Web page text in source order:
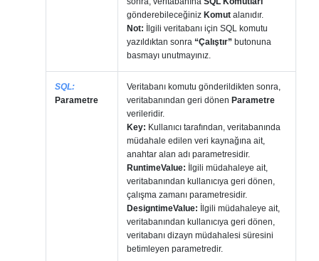
gönderebileceğiniz Komut alanıdır.
Not: İlgili veritabanı için SQL komutu
yazıldıktan sonra “Çalıştır” butonuna
basmayı unutmayınız.
SQL:
Parametre
Veritabanı komutu gönderildikten sonra,
veritabanından geri dönen Parametre
verileridir.
Key: Kullanıcı tarafından, veritabanında
müdahale edilen veri kaynağına ait,
anahtar alan adı parametresidir.
RuntimeValue: İlgili müdahaleye ait,
veritabanından kullanıcıya geri dönen,
çalışma zamanı parametresidir.
DesigntimeValue: İlgili müdahaleye ait,
veritabanından kullanıcıya geri dönen,
veritabanı dizayn müdahalesi süresini
betimleyen parametredir.